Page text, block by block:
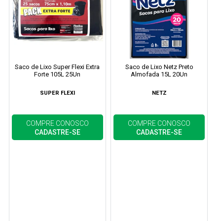
Saco de Lixo Super Flexi Extra
Forte 105L 25Un
SUPER FLEXI
COMPRE CONOSCO
CADASTRE-SE
Saco de Lixo Netz Preto
Almofada 15L 20Un
NETZ
COMPRE CONOSCO
CADASTRE-SE